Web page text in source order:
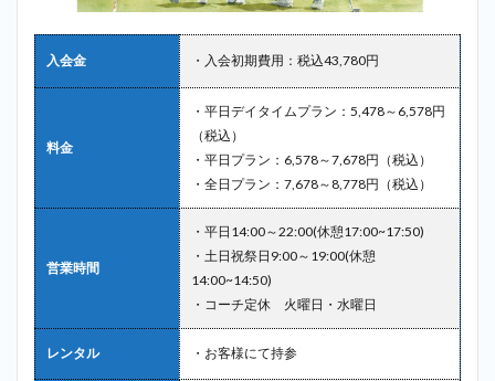
入会金 ・入会初期費用：税込43,780円
料金
・平日デイタイムプラン：5,478～6,578円
（税込）
・平日プラン：6,578～7,678円（税込）
・全日プラン：7,678～8,778円（税込）
営業時間
・平日14:00～22:00(休憩17:00~17:50)
・土日祝祭日9:00～19:00(休憩
14:00~14:50)
・コーチ定休 火曜日・水曜日
レンタル ・お客様にて持参